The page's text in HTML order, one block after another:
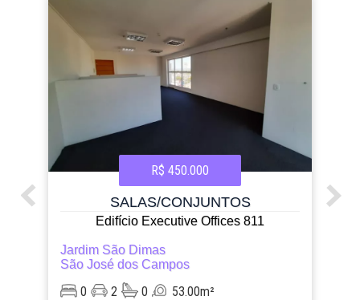
R$ 450.000
SALAS/CONJUNTOS
Edifício Executive Offices 811
Jardim São Dimas
São José dos Campos
0 2 0 53.00m²